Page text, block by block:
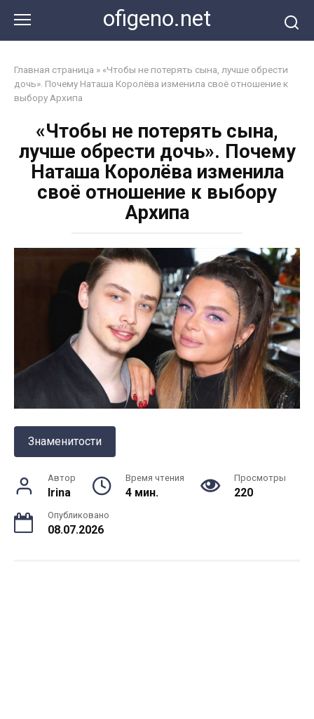
контенту
ofigeno.net
Главная страница » «Чтобы не потерять сына, лучше обрести
дочь». Почему Наташа Королёва изменила своё отношение к
выбору Архипа
«Чтобы не потерять сына,
лучше обрести дочь». Почему
Наташа Королёва изменила
своё отношение к выбору
Архипа
Знаменитости
Автор
Irina
Время чтения
4 мин.
Просмотры
220
Опубликовано
08.07.2026